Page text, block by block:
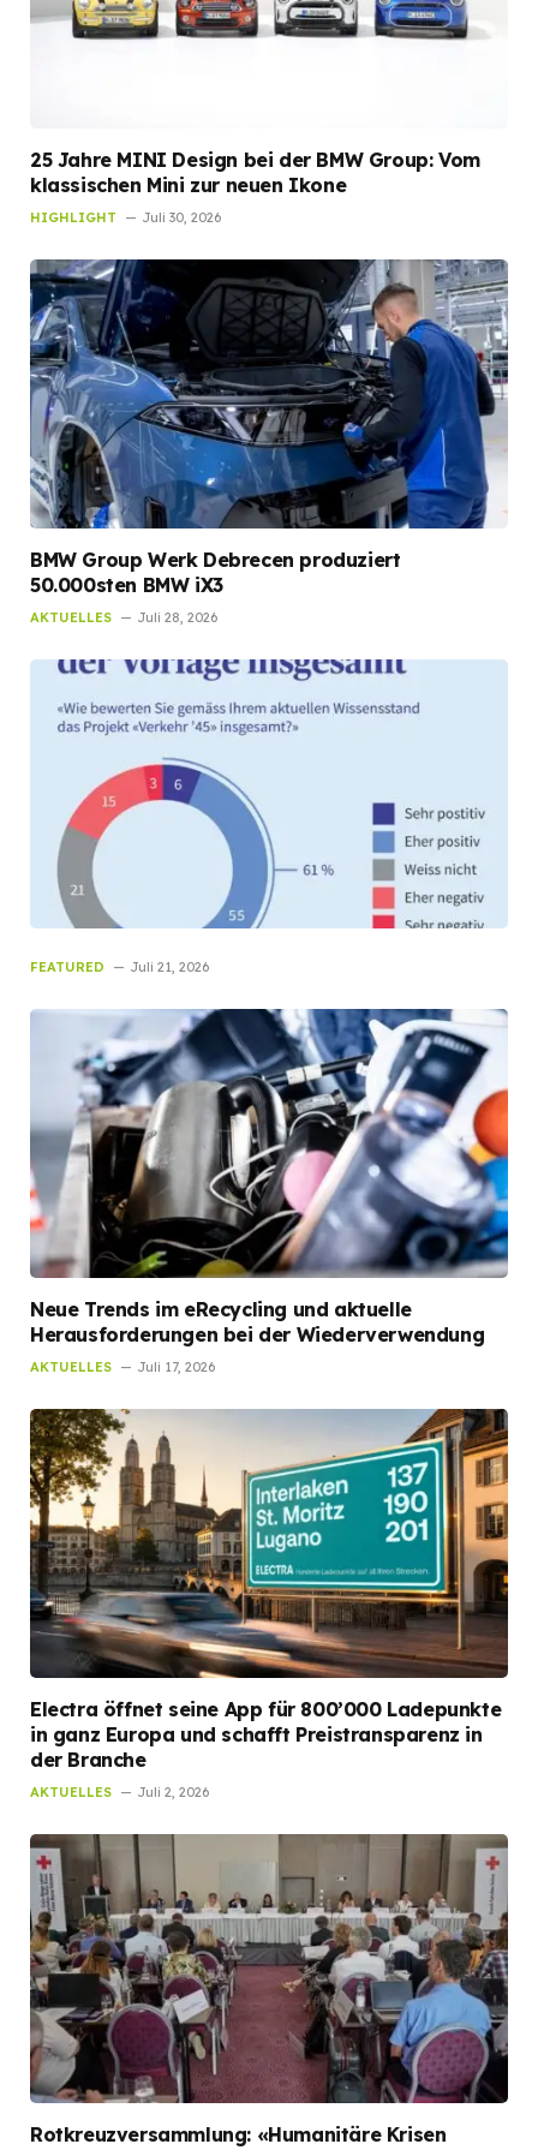
25 Jahre MINI Design bei der BMW Group: Vom
klassischen Mini zur neuen Ikone
HIGHLIGHT Juli 30, 2026
BMW Group Werk Debrecen produziert
50.000sten BMW iX3
AKTUELLES Juli 28, 2026
FEATURED Juli 21, 2026
Neue Trends im eRecycling und aktuelle
Herausforderungen bei der Wiederverwendung
AKTUELLES Juli 17, 2026
Electra öffnet seine App für 800’000 Ladepunkte
in ganz Europa und schafft Preistransparenz in
der Branche
AKTUELLES Juli 2, 2026
Rotkreuzversammlung: «Humanitäre Krisen